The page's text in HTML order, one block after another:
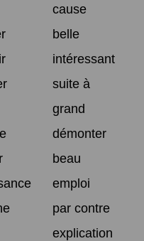
cause
belle
intéressant
suite à
grand
démonter
beau
emploi
par contre
explication